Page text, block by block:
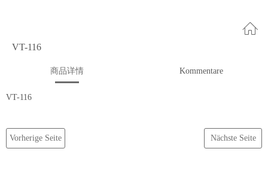
VT-116
商品详情 Kommentare
VT-116
Vorherige Seite Nächste Seite